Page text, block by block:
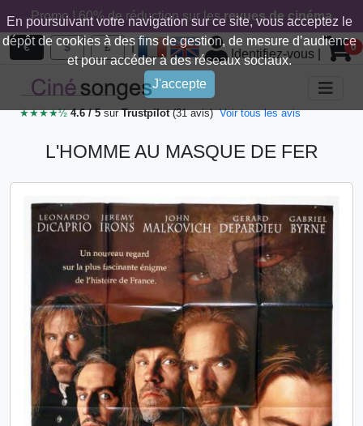
En poursuivant votre navigation sur ce site, vous acceptez le
dépôt de cookies à des fins de gestion, de mesure d’audience
et pour accéder à des réseaux sociaux.
J'accepte
Promo ! 60% de réduction sur lesrevues de cinéma
€ $ £ |
Identifiez-vous 0
★★★★½4.6 / 5surTrustpilot(31 avis) Voir tous les avis
L'HOMME AU MASQUE DE FER